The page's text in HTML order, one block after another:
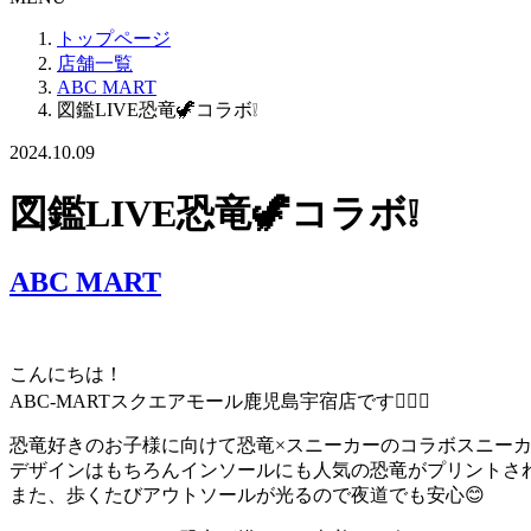
トップページ
店舗一覧
ABC MART
図鑑LIVE恐竜🦖コラボ❕
2024.10.09
図鑑LIVE恐竜🦖コラボ❕
ABC MART
こんにちは！
ABC-MARTスクエアモール鹿児島宇宿店です🙋🏻‍♂️
恐竜好きのお子様に向けて恐竜×スニーカーのコラボスニー
デザインはもちろんインソールにも人気の恐竜がプリントさ
また、歩くたびアウトソールが光るので夜道でも安心😊